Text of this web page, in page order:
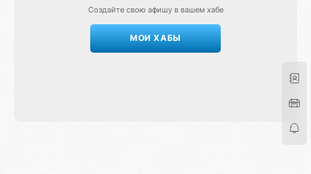
Создайте свою афишу в вашем хабе
МОИ ХАБЫ